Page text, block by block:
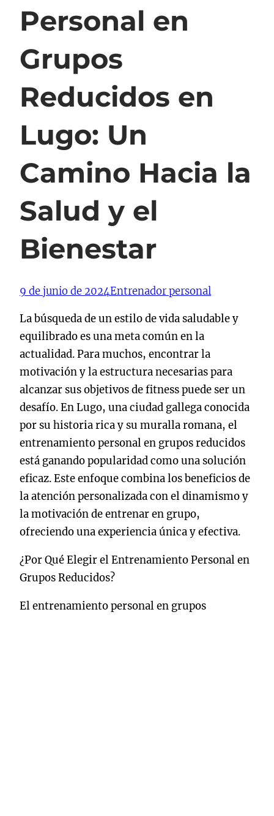
Personal en
Grupos
Reducidos en
Lugo: Un
Camino Hacia la
Salud y el
Bienestar
9 de junio de 2024Entrenador personal
La búsqueda de un estilo de vida saludable y
equilibrado es una meta común en la
actualidad. Para muchos, encontrar la
motivación y la estructura necesarias para
alcanzar sus objetivos de fitness puede ser un
desafío. En Lugo, una ciudad gallega conocida
por su historia rica y su muralla romana, el
entrenamiento personal en grupos reducidos
está ganando popularidad como una solución
eficaz. Este enfoque combina los beneficios de
la atención personalizada con el dinamismo y
la motivación de entrenar en grupo,
ofreciendo una experiencia única y efectiva.
¿Por Qué Elegir el Entrenamiento Personal en
Grupos Reducidos?
El entrenamiento personal en grupos